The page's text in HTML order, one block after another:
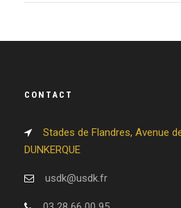
CONTACT
Stades de Flandres, Avenue
DUNKERQUE
usdk@usdk.fr